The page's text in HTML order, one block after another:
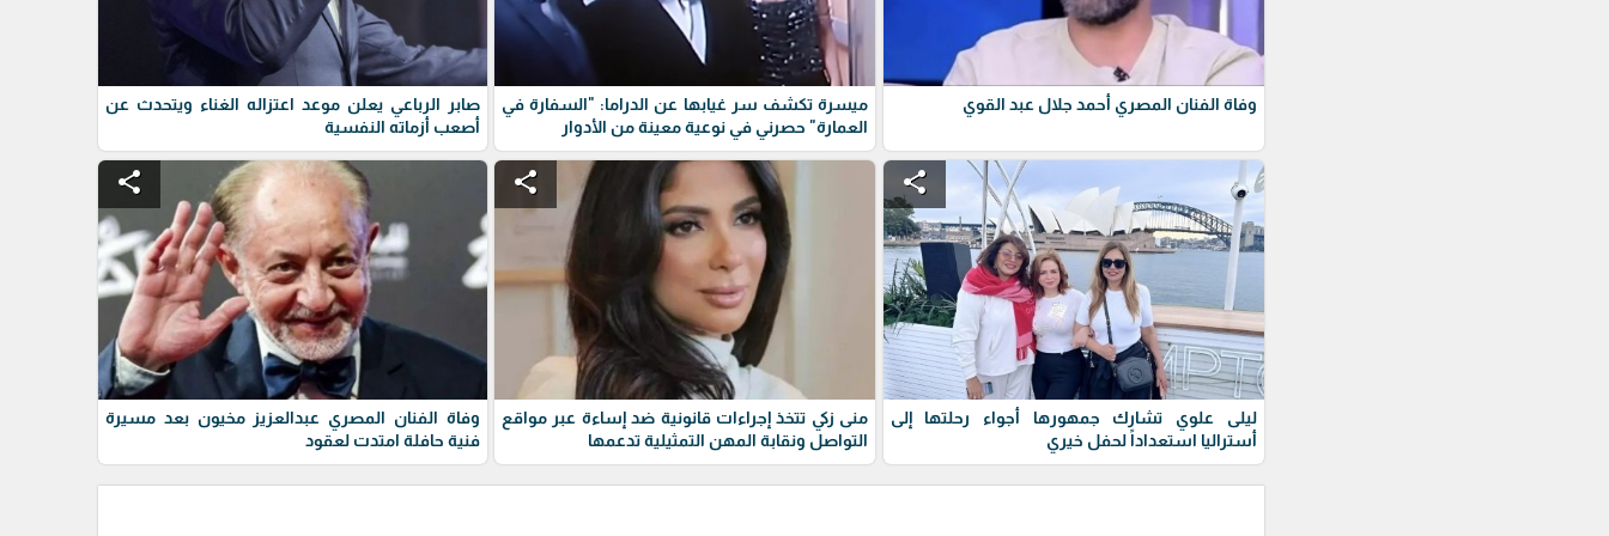
وفاة الفنان المصري أحمد جلال عبد القوي
ميسرة تكشف سر غيابها عن الدراما: "السفارة في
العمارة" حصرني في نوعية معينة من الأدوار
صابر الرباعي يعلن موعد اعتزاله الغناء ويتحدث عن
أصعب أزماته النفسية
share
ليلى علوي تشارك جمهورها أجواء رحلتها إلى
أستراليا استعداداً لحفل خيري
share
منى زكي تتخذ إجراءات قانونية ضد إساءة عبر مواقع
التواصل ونقابة المهن التمثيلية تدعمها
share
وفاة الفنان المصري عبدالعزيز مخيون بعد مسيرة
فنية حافلة امتدت لعقود